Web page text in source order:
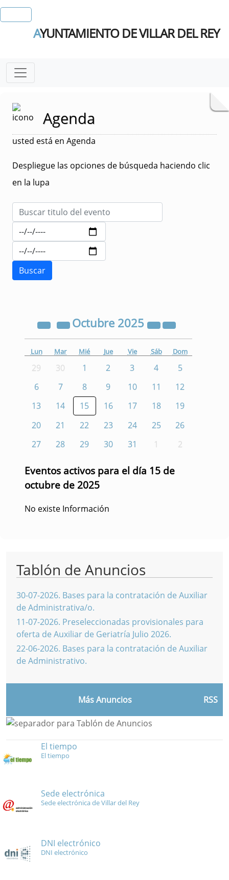
AYUNTAMIENTO DE VILLAR DEL REY
Agenda
usted está en Agenda
Despliegue las opciones de búsqueda haciendo clic
en la lupa
Octubre 2025
Lun Mar Mié Jue Vie Sáb Dom
29 30 1 2 3 4
5
6
7 8 9 10 11
12
13
14 15 16 17 18
19
20
21 22 23 24 25
26
27
28 29 30 31 1 2
Eventos activos para el día 15 de
octubre de 2025
No existe Información
Tablón de Anuncios
30-07-2026. Bases para la contratación de Auxiliar
de Administrativa/o.
11-07-2026. Preseleccionadas provisionales para
oferta de Auxiliar de Geriatría Julio 2026.
22-06-2026. Bases para la contratación de Auxiliar
de Administrativo.
Más Anuncios RSS
El tiempo
El tiempo
Sede electrónica
Sede electrónica de Villar del Rey
DNI electrónico
DNI electrónico